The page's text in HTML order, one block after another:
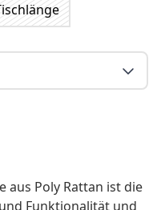
aus Poly Rattan ist die
Funktionalität und